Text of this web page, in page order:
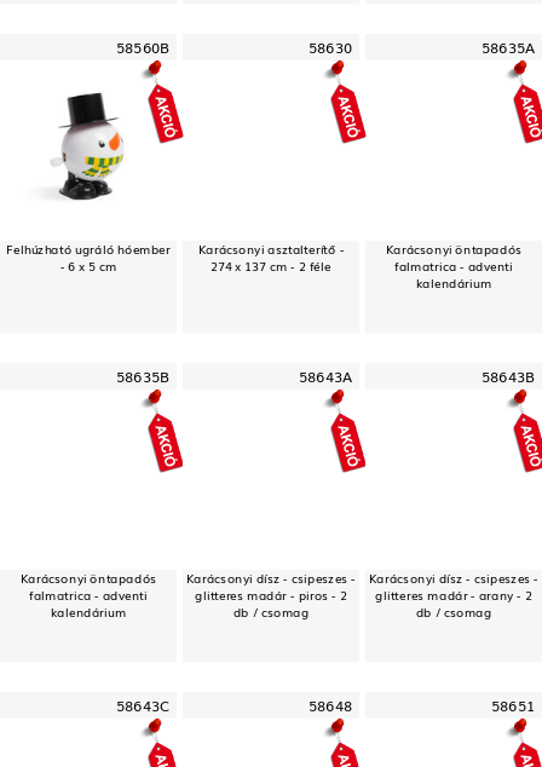
58560B
Felhúzható ugráló hóember
- 6 x 5 cm
58630
Karácsonyi asztalterítő -
274 x 137 cm - 2 féle
58635A
Karácsonyi öntapadós
falmatrica - adventi
kalendárium
58635B
Karácsonyi öntapadós
falmatrica - adventi
kalendárium
58643A
Karácsonyi dísz - csipeszes -
glitteres madár - piros - 2
db / csomag
58643B
Karácsonyi dísz - csipeszes -
glitteres madár - arany - 2
db / csomag
58643C 58648 58651